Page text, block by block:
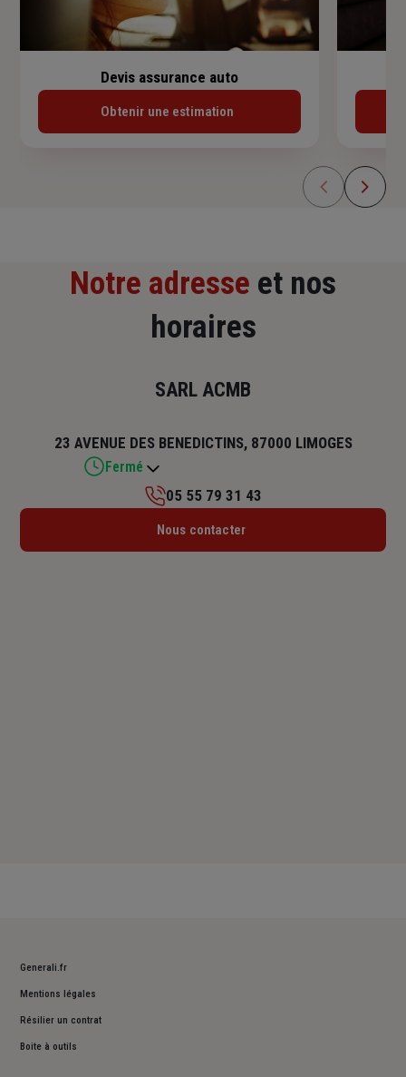
Devis assurance auto
Obtenir une estimation
Notre adresse et nos
horaires
SARL ACMB
23 AVENUE DES BENEDICTINS, 87000 LIMOGES
Fermé
Lundi : 08h30 – 12h30 / 13h30 – 18h
05 55 79 31 43
Nous contacter
Generali.fr
Mentions légales
Résilier un contrat
Boite à outils